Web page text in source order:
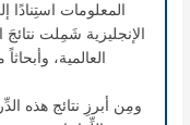
المعلومات استِنادًا
الإنجليزية شَمِلت
العالمية،
ومِن أبرزِ نتائج هذه